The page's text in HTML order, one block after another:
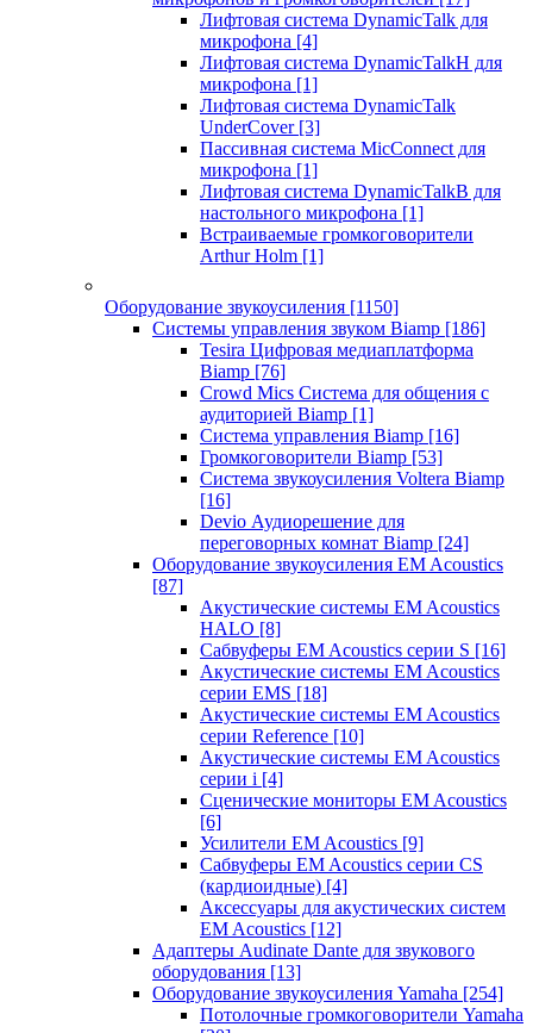
Лифтовая система DynamicTalk для
микрофона [4]
Лифтовая система DynamicTalkH для
микрофона [1]
Лифтовая система DynamicTalk
UnderCover [3]
Пассивная система MicConnect для
микрофона [1]
Лифтовая система DynamicTalkB для
настольного микрофона [1]
Встраиваемые громкоговорители
Arthur Holm [1]
Оборудование звукоусиления [1150]
Системы управления звуком Biamp [186]
Tesira Цифровая медиаплатформа
Biamp [76]
Crowd Mics Система для общения с
аудиторией Biamp [1]
Система управления Biamp [16]
Громкоговорители Biamp [53]
Система звукоусиления Voltera Biamp
[16]
Devio Аудиорешение для
переговорных комнат Biamp [24]
Оборудование звукоусиления EM Acoustics
[87]
Акустические системы EM Acoustics
HALO [8]
Сабвуферы EM Acoustics серии S [16]
Акустические системы EM Acoustics
серии EMS [18]
Акустические системы EM Acoustics
серии Reference [10]
Акустические системы EM Acoustics
серии i [4]
Сценические мониторы EM Acoustics
[6]
Усилители EM Acoustics [9]
Сабвуферы EM Acoustics серии CS
(кардиоидные) [4]
Аксессуары для акустических систем
EM Acoustics [12]
Адаптеры Audinate Dante для звукового
оборудования [13]
Оборудование звукоусиления Yamaha [254]
Потолочные громкоговорители Yamaha